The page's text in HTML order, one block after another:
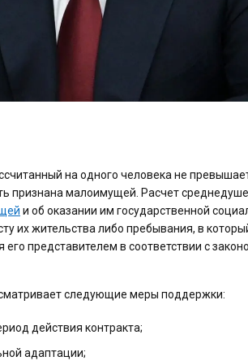
на одного человека не
признана малоимущей. Расчет
и об оказании им государственной
их жительства либо пребывания, в
представителем в соответствии с
следующие меры поддержки:
действия контракта;
адаптации;